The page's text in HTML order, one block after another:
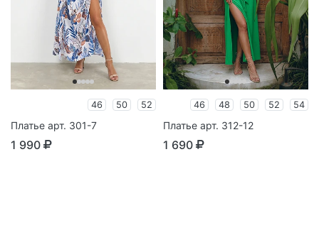
46 50 52
Платье арт. 301-7
1 990
46 48 50 52 54
Платье арт. 312-12
1 690